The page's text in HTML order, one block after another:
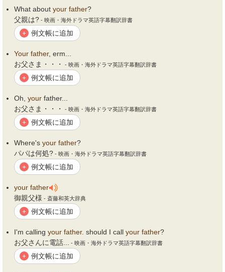
What about your father?
父親は? - 映画・海外ドラマ英語字幕翻訳辞書
+ 例文帳に追加
Your father, erm...
お父さま・・・
- 映画・海外ドラマ英語字幕翻訳辞書
+ 例文帳に追加
Oh, your father...
お父さま・・・
- 映画・海外ドラマ英語字幕翻訳辞書
+ 例文帳に追加
Where's your father?
パパは何処? - 映画・海外ドラマ英語字幕翻訳辞書
+ 例文帳に追加
your father
御親父様 - 斎藤和英大辞典
+ 例文帳に追加
I'm calling your father. should I call your father?
お父さんに電話...
- 映画・海外ドラマ英語字幕翻訳辞書
+ 例文帳に追加